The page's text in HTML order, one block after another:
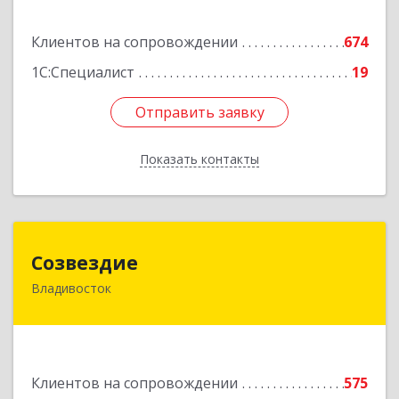
Клиентов на сопровождении
674
1С:Специалист
19
Отправить заявку
Показать контакты
Отправить заявку
Назад
Созвездие
Владивосток
Клиентов на сопровождении
575
690069, Приморский край, Владивосток г,